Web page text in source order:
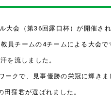
大会（第36回露口杯）が開催され
員チームの4チームによる大会で
を流しました。
クで、見事優勝の栄冠に輝きま
窪君が選ばれました。